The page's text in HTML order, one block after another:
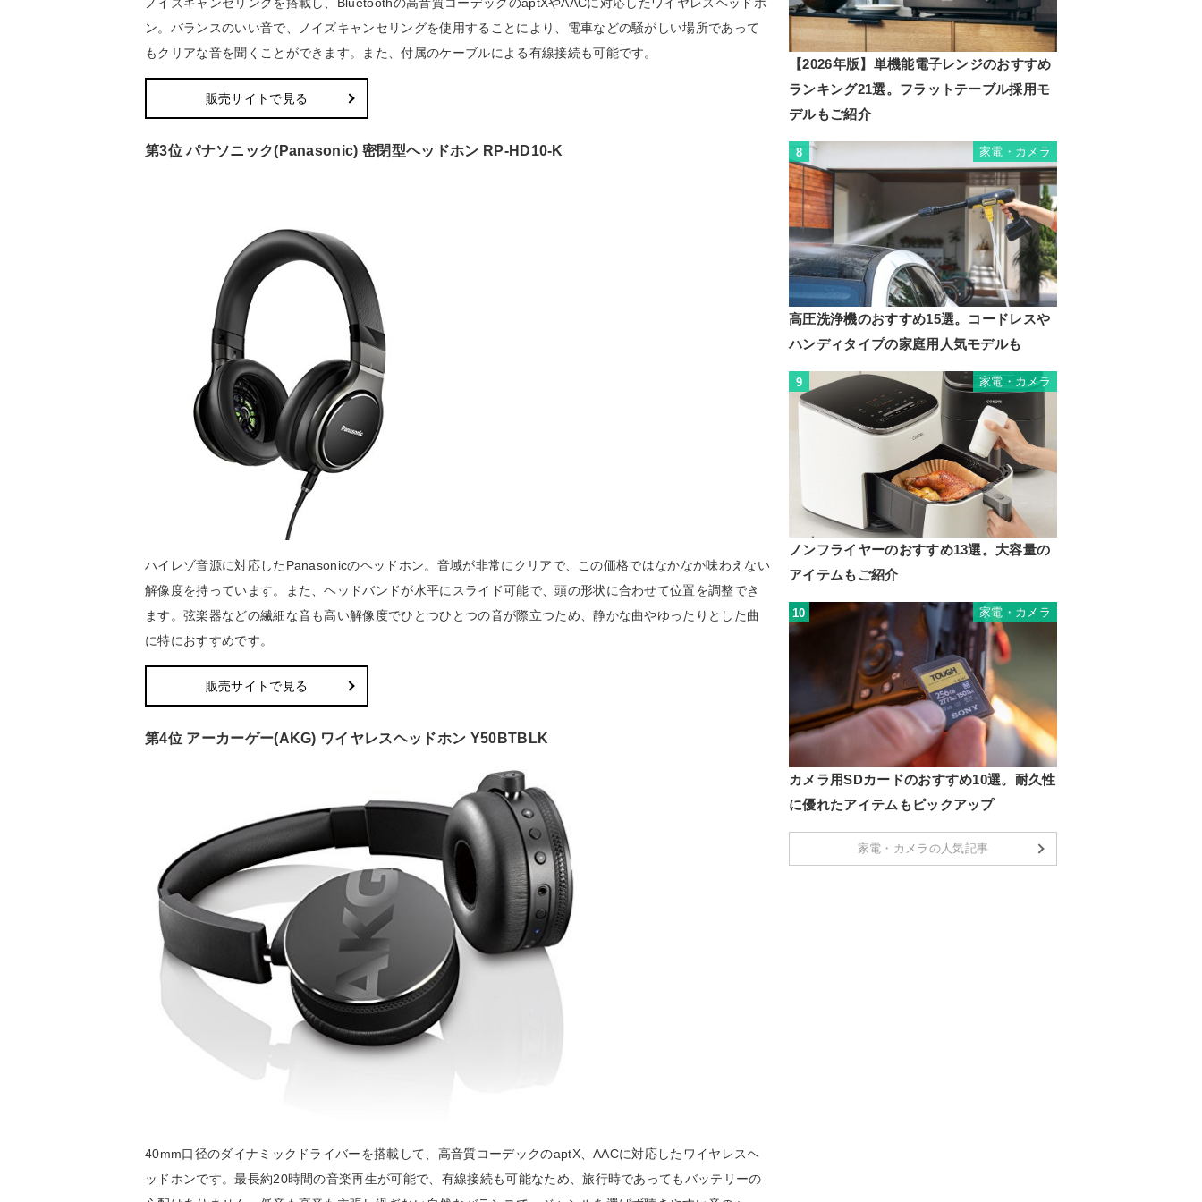
ノイズキャンセリングを搭載し、Bluetoothの高音質コーデックのaptXやAACに対応したワイヤレスヘッドホ
ン。バランスのいい音で、ノイズキャンセリングを使用することにより、電車などの騒がしい場所であって
もクリアな音を聞くことができます。また、付属のケーブルによる有線接続も可能です。
販売サイトで見る
第3位 パナソニック(Panasonic) 密閉型ヘッドホン RP-HD10-K
ハイレゾ音源に対応したPanasonicのヘッドホン。音域が非常にクリアで、この価格ではなかなか味わえない
解像度を持っています。また、ヘッドバンドが水平にスライド可能で、頭の形状に合わせて位置を調整でき
ます。弦楽器などの繊細な音も高い解像度でひとつひとつの音が際立つため、静かな曲やゆったりとした曲
に特におすすめです。
販売サイトで見る
第4位 アーカーゲー(AKG) ワイヤレスヘッドホン Y50BTBLK
40mm口径のダイナミックドライバーを搭載して、高音質コーデックのaptX、AACに対応したワイヤレスヘ
ッドホンです。最長約20時間の音楽再生が可能で、有線接続も可能なため、旅行時であってもバッテリーの
【2026年版】単機能電子レンジのおすすめ
ランキング21選。フラットテーブル採用モ
デルもご紹介
8 家電・カメラ
高圧洗浄機のおすすめ15選。コードレスや
ハンディタイプの家庭用人気モデルも
9 家電・カメラ
ノンフライヤーのおすすめ13選。大容量の
アイテムもご紹介
10 家電・カメラ
カメラ用SDカードのおすすめ10選。耐久性
に優れたアイテムもピックアップ
家電・カメラの人気記事